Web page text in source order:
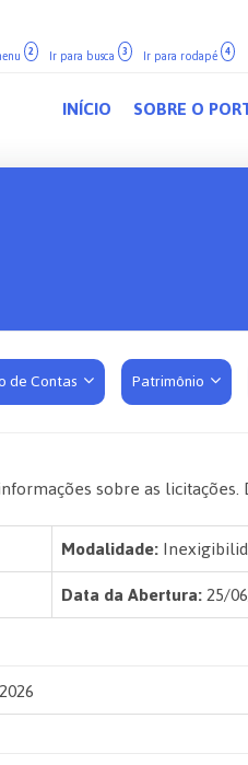
2 Ir para busca 3 Ir para rodapé 4
INÍCIO SOBRE O
de Contas Patrimônio
sobre as licitações.
Modalidade:
Data da Abertura:25/